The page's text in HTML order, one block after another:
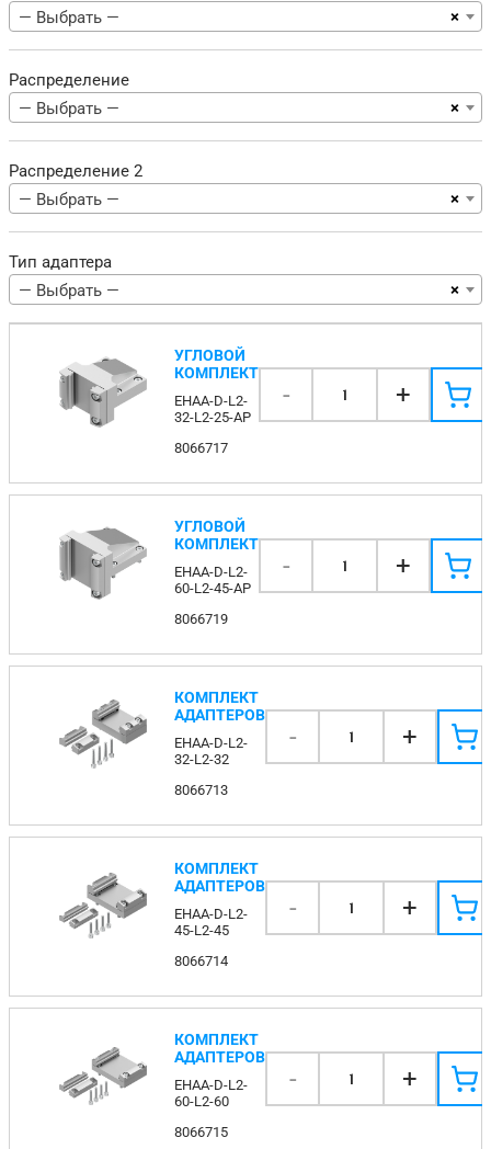
×
— Выбрать —
Распределение
×
— Выбрать —
Распределение 2
×
— Выбрать —
Тип адаптера
×
— Выбрать —
УГЛОВОЙ
КОМПЛЕКТ
EHAA-D-L2-
32-L2-25-AP
8066717
- 1 +
УГЛОВОЙ
КОМПЛЕКТ
EHAA-D-L2-
60-L2-45-AP
8066719
- 1 +
КОМПЛЕКТ
АДАПТЕРОВ
EHAA-D-L2-
32-L2-32
8066713
- 1 +
КОМПЛЕКТ
АДАПТЕРОВ
EHAA-D-L2-
45-L2-45
8066714
- 1 +
КОМПЛЕКТ
АДАПТЕРОВ
EHAA-D-L2-
60-L2-60
8066715
- 1 +